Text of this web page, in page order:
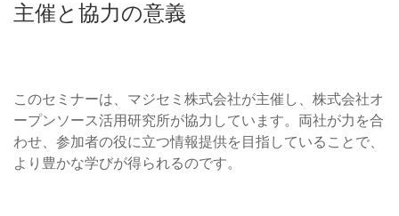
主催と協力の意義
このセミナーは、マジセミ株式会社が主催し、株式会社オ
ープンソース活用研究所が協力しています。両社が力を合
わせ、参加者の役に立つ情報提供を目指していることで、
より豊かな学びが得られるのです。